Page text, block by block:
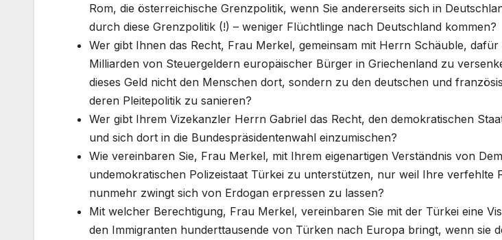
Rom, die österreichische Grenzpolitik, wenn Sie andererseits sich in
durch diese Grenzpolitik (!) – weniger Flüchtlinge nach Deutschland kommen?
Wer gibt Ihnen das Recht, Frau Merkel, gemeinsam mit Herrn Schäuble,
Milliarden von Steuergeldern europäischer Bürger in Griechenland zu
dieses Geld nicht den Menschen dort, sondern zu den deutschen und
deren Pleitepolitik zu sanieren?
Wer gibt Ihrem Vizekanzler Herrn Gabriel das Recht, den demokratischen
und sich dort in die Bundespräsidentenwahl einzumischen?
Wie vereinbaren Sie, Frau Merkel, mit Ihrem eigenartigen Verständnis von
undemokratischen Polizeistaat Türkei zu unterstützen, nur weil Ihre verfehlte
nunmehr zwingt sich von Erdogan erpressen zu lassen?
Mit welcher Berechtigung, Frau Merkel, vereinbaren Sie mit der Türkei eine
den Immigranten hunderttausende von Türken nach Europa bringt, wenn sie